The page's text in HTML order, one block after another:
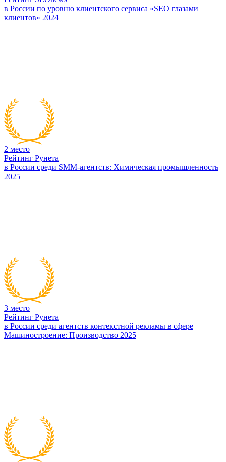
в России по уровню клиентского сервиса «SEO глазами
клиентов» 2024
2 место
Рейтинг Рунета
в России среди SMM-агентств: Химическая промышленность
2025
3 место
Рейтинг Рунета
в России среди агентств контекстной рекламы в сфере
Машиностроение: Производство 2025